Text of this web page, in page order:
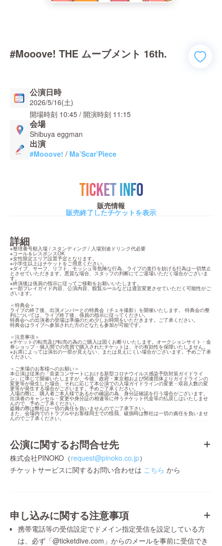
#Mooove! THE ムーブメント 16th.
公演日時
2026/5/16(土)
開場時刻 10:45 / 開演時刻 11:15
会場
Shibuya eggman
出演
#Mooove! / Ma’Scar’Piece
TICKET INFO
販売情報
販売終了したチケットを表示
詳細
※整理番号順入場 / スタンディング / 入場別途ドリンク代必要
※コール＆レスポンスOK
※女性限定エリア設置予定となります。
※小学生以上はチケットをご用意ください。
※ダイブ、サーフ、リフト、モッシュ等危険な行為、ライブの進行を妨げる行為は一切禁止
とさせていただきます。悪質な場合、スタッフの判断にてご退場いただく場合がございま
す。
※終演後は係員の指示に従ってご移動をお願いいたします。
※一部プレイガイド内容、公演内容、観覧ルールなどは適宜変更させていただく可能性がご
ざいます。
＜特典会＞
ライブの終了後、出演メンバーとの特典会（チェキ撮影）を開催いたします。 特典会の整
列については、ライブ終了後、係員の指示に従ってください。
特典会への出演者の登場は準備のため少しお時間をいただきます。ご了承ください。
特典会はライブへ参加された方のどなたも参加が可能です。
＜注意事項＞
※チケットの転売及び転売の為のご購入は固くお断りいたします。オークションサイト・金
券ショップ・個人間での売買で購入されたチケットは、その有効性を保障いたしません。
※お席によっては演出の一部が見えない、または見えにくい場合がございます。予めご了承
ください。
＜ご来場のお客様へのお願い＞
本公演は従来の「音楽コンサートにおける新型コロナウイルス感染予防対策ガイドライ
ン」に準じて開催いたしますが、今後、政府・東京都および関連団体よりガイドラインの
変更等が発生した場合、それに応じて本公演での入場ガイドラインの変更・収容人数の変
更等が発生する場合がございます。予めご了承ください。
入場の際に、購入者ご本人様であるかの確認の為、身分証確認を行う場合がございます。
出演者のキャンセル・変更や身分証の相違等に伴うチケット代金等の払戻しはいたしませ
んので、予めご了承ください。
盗難の際は弊社は一切の責任を負いませんのでご了承下さい。
また、会場内でのトラブルやお客様同士での怪我、破損時は弊社は一切の責任を負いませ
んのでご了承ください。
公演に関するお問合せ先
株式会社PINOKO（request@pinoko.co.jp）
チケットサービスに関するお問い合わせは こちら から
申し込みに関する注意事項
携帯電話等の受信設定でドメイン指定受信を設定している方
は、必ず「@ticketdive.com」からのメールを事前に受信でき